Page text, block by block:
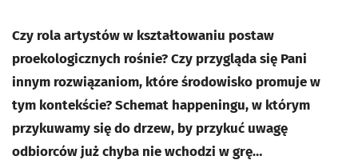
Czy rola artystów w kształtowaniu postaw
proekologicznych rośnie? Czy przygląda się Pani
innym rozwiązaniom, które środowisko promuje w
tym kontekście? Schemat happeningu, w którym
przykuwamy się do drzew, by przykuć uwagę
odbiorców już chyba nie wchodzi w grę…